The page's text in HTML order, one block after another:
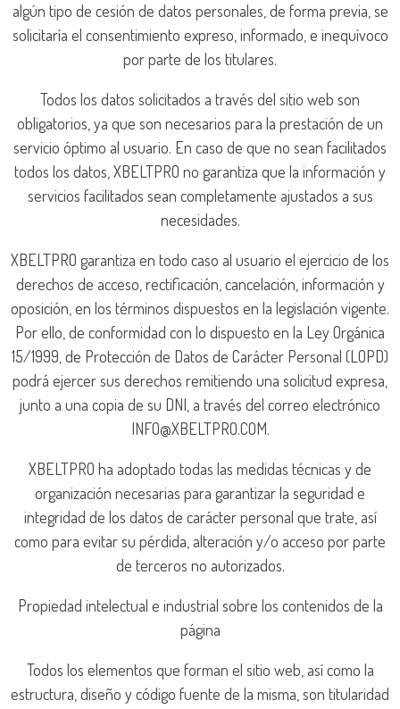
algún tipo de cesión de datos personales, de forma previa, se
solicitaría el consentimiento expreso, informado, e inequívoco
por parte de los titulares.
Todos los datos solicitados a través del sitio web son
obligatorios, ya que son necesarios para la prestación de un
servicio óptimo al usuario. En caso de que no sean facilitados
todos los datos, XBELTPRO no garantiza que la información y
servicios facilitados sean completamente ajustados a sus
necesidades.
XBELTPRO garantiza en todo caso al usuario el ejercicio de los
derechos de acceso, rectificación, cancelación, información y
oposición, en los términos dispuestos en la legislación vigente.
Por ello, de conformidad con lo dispuesto en la Ley Orgánica
15/1999, de Protección de Datos de Carácter Personal (LOPD)
podrá ejercer sus derechos remitiendo una solicitud expresa,
junto a una copia de su DNI, a través del correo electrónico
INFO@XBELTPRO.COM.
XBELTPRO ha adoptado todas las medidas técnicas y de
organización necesarias para garantizar la seguridad e
integridad de los datos de carácter personal que trate, así
como para evitar su pérdida, alteración y/o acceso por parte
de terceros no autorizados.
Propiedad intelectual e industrial sobre los contenidos de la
página
Todos los elementos que forman el sitio web, así como la
estructura, diseño y código fuente de la misma, son titularidad